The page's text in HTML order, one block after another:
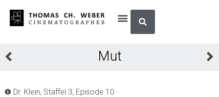
Mut
Dr. Klein, Staffel 3, Episode 10